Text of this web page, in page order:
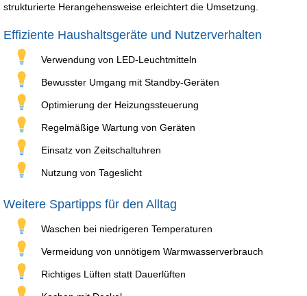
strukturierte Herangehensweise erleichtert die Umsetzung.
Effiziente Haushaltsgeräte und Nutzerverhalten
Verwendung von LED-Leuchtmitteln
Bewusster Umgang mit Standby-Geräten
Optimierung der Heizungssteuerung
Regelmäßige Wartung von Geräten
Einsatz von Zeitschaltuhren
Nutzung von Tageslicht
Weitere Spartipps für den Alltag
Waschen bei niedrigeren Temperaturen
Vermeidung von unnötigem Warmwasserverbrauch
Richtiges Lüften statt Dauerlüften